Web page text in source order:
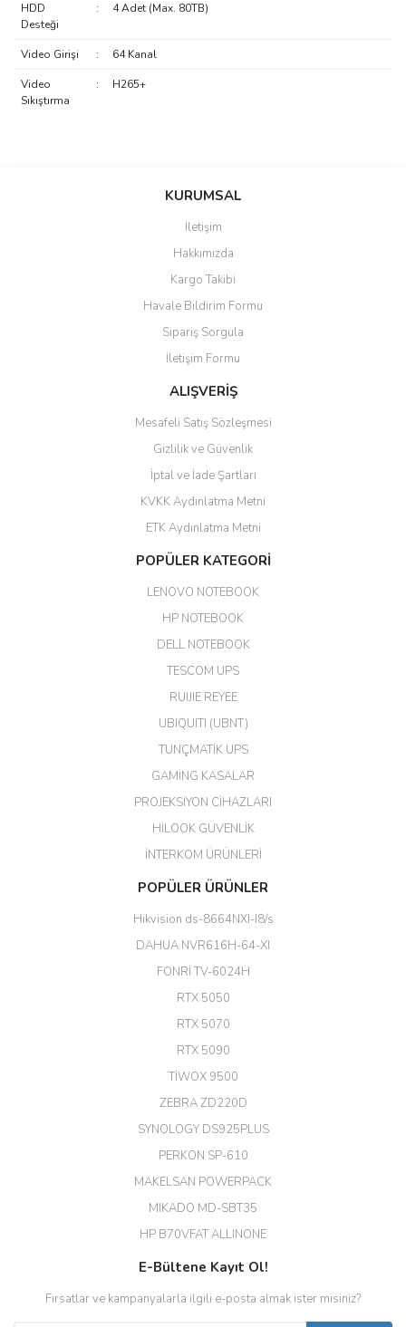
HDD
Desteği
: 4 Adet (Max. 80TB)
Video Girişi : 64 Kanal
Video
Sıkıştırma
: H265+
Bu ürüne ilk yorumu siz yapın!
güzel paketlenmiş ama yanında
ile 24 izlenmektedir diye küçük
bir tabela olsa daha hoş
hızlı güvenli bir alışveriş oldu
Yalçın Kaya | 20/06/2026
ahmet yiğit | 29/04/2026
Aldığım ürün kapalı kutu teslim
edildi. Teşekkür ederim.
GÜRKAN KETHÜDAOĞLU |
Her şey için teşekkür ederim çok
Erdal Cingöz | 07/02/2026
Başarılı. Bu vasıfta bir ürünü bu
kadar uygun fiyata bulabilmek
büyük şans. Güvenliticaret
(HIKVISION DS-3E0326P-E/M(B)
EROL ÇAKMAK | 26/12/2025
Diğer yorumları göster
KURUMSAL
İletişim
Hakkımızda
Kargo Takibi
Havale Bildirim Formu
Sipariş Sorgula
İletişim Formu
ALIŞVERİŞ
Mesafeli Satış Sözleşmesi
Gizlilik ve Güvenlik
İptal ve İade Şartları
KVKK Aydınlatma Metni
ETK Aydınlatma Metni
POPÜLER KATEGORİ
LENOVO NOTEBOOK
HP NOTEBOOK
DELL NOTEBOOK
TESCOM UPS
RUIJIE REYEE
UBIQUITI (UBNT)
TUNÇMATİK UPS
GAMİNG KASALAR
PROJEKSİYON CİHAZLARI
HİLOOK GÜVENLİK
İNTERKOM ÜRÜNLERİ
POPÜLER ÜRÜNLER
Hikvision ds-8664NXI-I8/s
DAHUA NVR616H-64-XI
FONRİ TV-6024H
RTX 5050
RTX 5070
RTX 5090
TİWOX 9500
ZEBRA ZD220D
SYNOLOGY DS925PLUS
PERKON SP-610
MAKELSAN POWERPACK
MIKADO MD-SBT35
HP B70VFAT ALLINONE
E-Bültene Kayıt Ol!
Fırsatlar ve kampanyalarla ilgili e-posta almak ister misiniz?